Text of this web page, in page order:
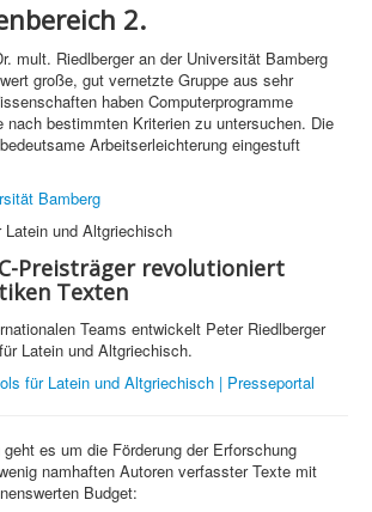
2.
mult. Riedlberger an der Universität Bamberg
große, gut vernetzte Gruppe aus sehr
haben Computerprogramme
nach bestimmten Kriterien zu untersuchen. Die
Arbeitserleichterung eingestuft
Bamberg
Latein und Altgriechisch
Preisträger revolutioniert
Texten
Teams entwickelt Peter Riedlberger
Latein und Altgriechisch.
für Latein und Altgriechisch | Presseportal
es um die Förderung der Erforschung
namhaften Autoren verfasster Texte mit
Budget: